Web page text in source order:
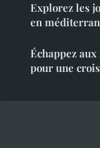
Explorez les
en
Échappez
pour une